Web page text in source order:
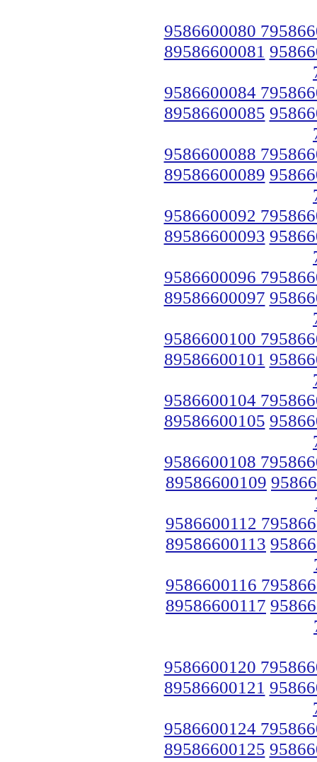
9586600080
89586600081
9586600084
89586600085
9586600088
89586600089
9586600092
89586600093
9586600096
89586600097
9586600100
89586600101
9586600104
89586600105
9586600108
89586600109
9586600112
89586600113
9586600116
89586600117
9586600120
89586600121
9586600124
89586600125